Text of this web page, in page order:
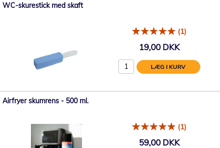
WC-skurestick med skaft
(1)
19,00 DKK
LÆG I KURV
Airfryer skumrens - 500 ml.
(1)
59,00 DKK